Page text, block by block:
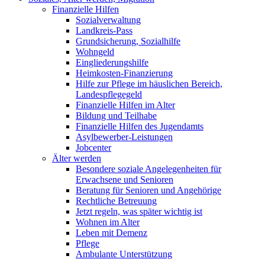
Finanzielle Hilfen
Sozialverwaltung
Landkreis-Pass
Grundsicherung, Sozialhilfe
Wohngeld
Eingliederungshilfe
Heimkosten-Finanzierung
Hilfe zur Pflege im häuslichen Bereich,
Landespflegegeld
Finanzielle Hilfen im Alter
Bildung und Teilhabe
Finanzielle Hilfen des Jugendamts
Asylbewerber-Leistungen
Jobcenter
Älter werden
Besondere soziale Angelegenheiten für
Erwachsene und Senioren
Beratung für Senioren und Angehörige
Rechtliche Betreuung
Jetzt regeln, was später wichtig ist
Wohnen im Alter
Leben mit Demenz
Pflege
Ambulante Unterstützung